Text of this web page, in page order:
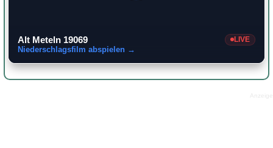
Alt Meteln 19069 LIVE
Niederschlagsfilm abspielen →